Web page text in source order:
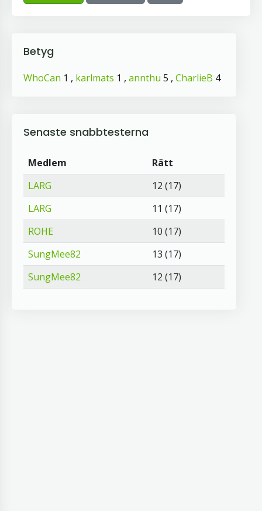
Betyg
WhoCan 1 , karlmats 1 , annthu 5 , CharlieB 4
Senaste snabbtesterna
Medlem
Rätt
LARG
12 (17)
LARG
11 (17)
ROHE
10 (17)
SungMee82
13 (17)
SungMee82
12 (17)